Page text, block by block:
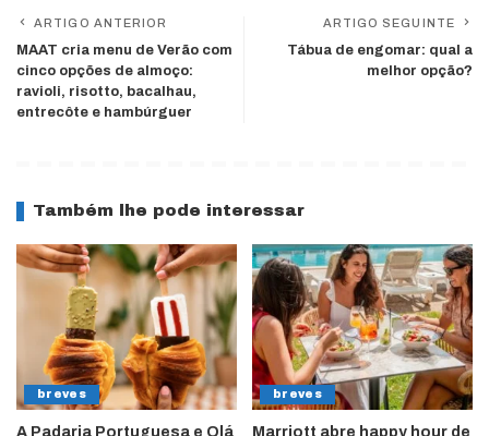
ARTIGO ANTERIOR
MAAT cria menu de Verão com
cinco opções de almoço:
ravioli, risotto, bacalhau,
entrecôte e hambúrguer
ARTIGO SEGUINTE
Tábua de engomar: qual a
melhor opção?
Também lhe pode interessar
breves
A Padaria Portuguesa e Olá
breves
Marriott abre happy hour de